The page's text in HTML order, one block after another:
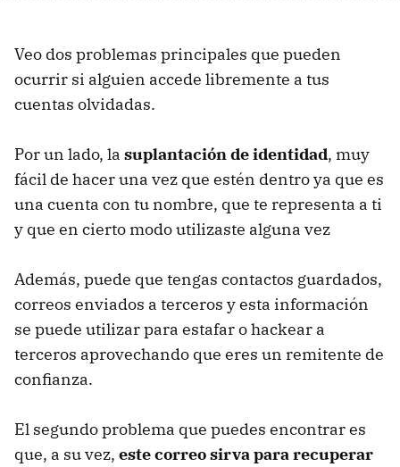
Veo dos problemas principales que pueden
ocurrir si alguien accede libremente a tus
cuentas olvidadas.
Por un lado, la suplantación de identidad, muy
fácil de hacer una vez que estén dentro ya que es
una cuenta con tu nombre, que te representa a ti
y que en cierto modo utilizaste alguna vez
Además, puede que tengas contactos guardados,
correos enviados a terceros y esta información
se puede utilizar para estafar o hackear a
terceros aprovechando que eres un remitente de
confianza.
El segundo problema que puedes encontrar es
que, a su vez, este correo sirva para recuperar